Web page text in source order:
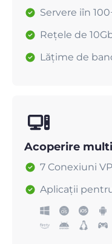
Servere iîn
Rețele de
Lățime de
Acoperire
7 Conexiuni
Aplicații